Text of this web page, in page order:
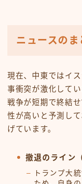
ニュースのま
現在、中東ではイ
事衝突が激化して
戦争が短期で終結
性が高いと予測し
げています。
撤退のライン
トランプ大